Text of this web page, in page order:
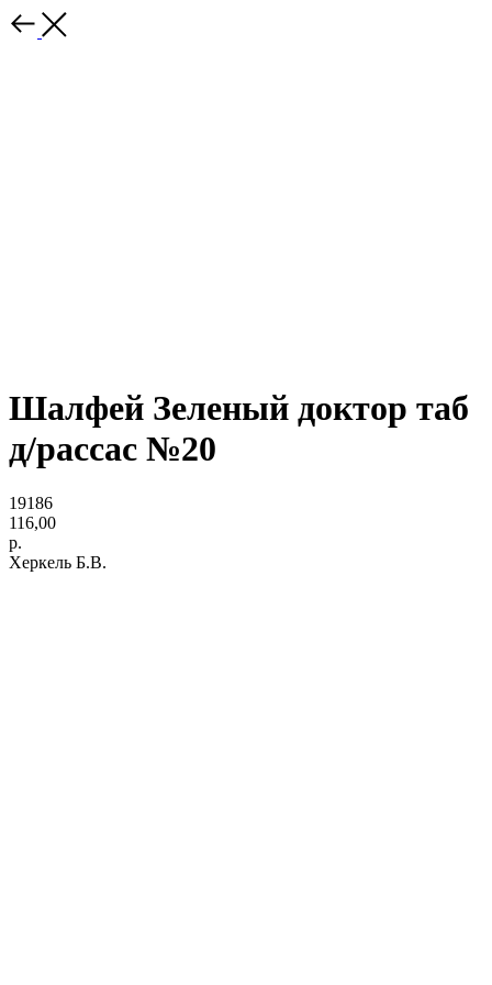
Шалфей Зеленый доктор таб
д/рассас №20
19186
116,00
р.
Херкель Б.В.